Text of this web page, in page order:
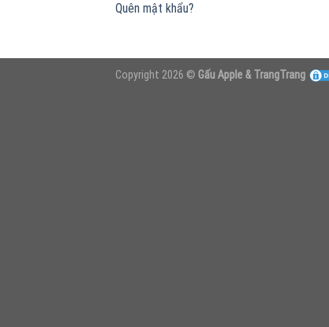
Quên mật khẩu?
Copyright 2026 © Gấu Apple & TrangTrang